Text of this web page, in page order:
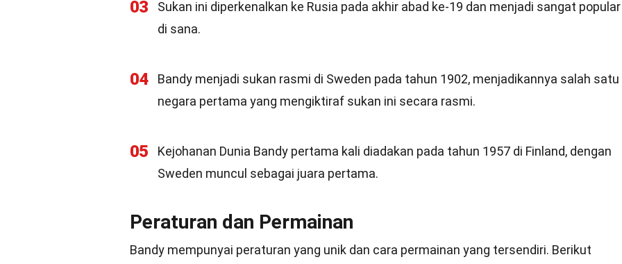
03
Sukan ini diperkenalkan ke Rusia pada akhir abad ke-19 dan menjadi sangat popular
di sana.
04
Bandy menjadi sukan rasmi di Sweden pada tahun 1902, menjadikannya salah satu
negara pertama yang mengiktiraf sukan ini secara rasmi.
05
Kejohanan Dunia Bandy pertama kali diadakan pada tahun 1957 di Finland, dengan
Sweden muncul sebagai juara pertama.
Peraturan dan Permainan
Bandy mempunyai peraturan yang unik dan cara permainan yang tersendiri. Berikut